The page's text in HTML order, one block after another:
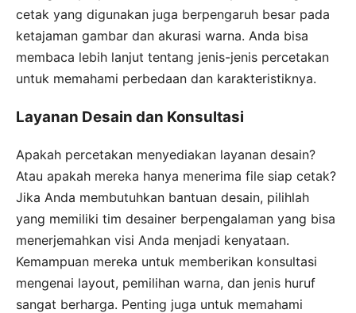
cetak yang digunakan juga berpengaruh besar pada
ketajaman gambar dan akurasi warna. Anda bisa
membaca lebih lanjut tentang jenis-jenis percetakan
untuk memahami perbedaan dan karakteristiknya.
Layanan Desain dan Konsultasi
Apakah percetakan menyediakan layanan desain?
Atau apakah mereka hanya menerima file siap cetak?
Jika Anda membutuhkan bantuan desain, pilihlah
yang memiliki tim desainer berpengalaman yang bisa
menerjemahkan visi Anda menjadi kenyataan.
Kemampuan mereka untuk memberikan konsultasi
mengenai layout, pemilihan warna, dan jenis huruf
sangat berharga. Penting juga untuk memahami